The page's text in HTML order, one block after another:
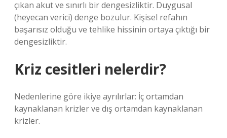
çıkan akut ve sınırlı bir dengesizliktir. Duygusal
(heyecan verici) denge bozulur. Kişisel refahın
başarısız olduğu ve tehlike hissinin ortaya çıktığı bir
dengesizliktir.
Kriz cesitleri nelerdir?
Nedenlerine göre ikiye ayrılırlar: İç ortamdan
kaynaklanan krizler ve dış ortamdan kaynaklanan
krizler.